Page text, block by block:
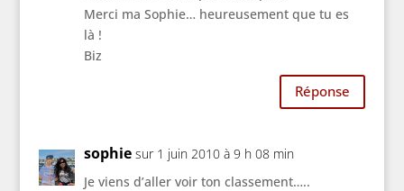
Merci ma Sophie… heureusement que tu es
là !
Biz
Réponse
sophie sur 1 juin 2010 à 9 h 08 min
Je viens d’aller voir ton classement…..